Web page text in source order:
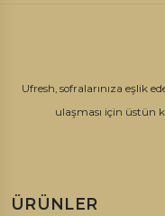
Ufresh, sofralarınıza eşlik
ulaşması için üstün
ÜRÜNLER